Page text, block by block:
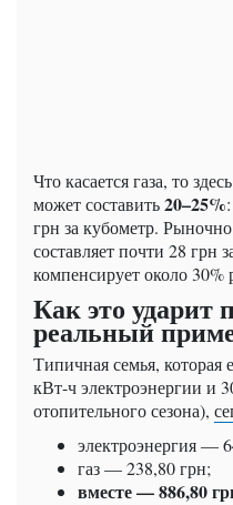
Что касается газа, то
может составить20–25%
грн за кубометр.
составляет почти 28
компенсирует около 30%
Как это ударит
реальный
Типичная семья, которая
кВт-ч электроэнергии и
отопительного сезона),
электроэнергия —
газ — 238,80 грн;
вместе — 886,80